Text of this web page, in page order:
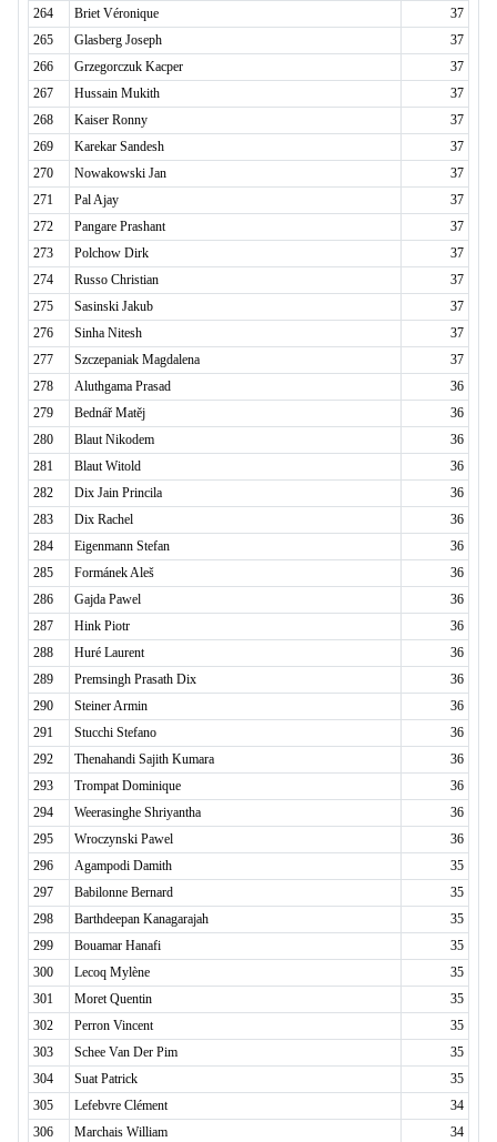
264
Briet Véronique
37
265
Glasberg Joseph
37
266
Grzegorczuk Kacper
37
267
Hussain Mukith
37
268
Kaiser Ronny
37
269
Karekar Sandesh
37
270
Nowakowski Jan
37
271
Pal Ajay
37
272
Pangare Prashant
37
273
Polchow Dirk
37
274
Russo Christian
37
275
Sasinski Jakub
37
276
Sinha Nitesh
37
277
Szczepaniak Magdalena
37
278
Aluthgama Prasad
36
279
Bednář Matěj
36
280
Blaut Nikodem
36
281
Blaut Witold
36
282
Dix Jain Princila
36
283
Dix Rachel
36
284
Eigenmann Stefan
36
285
Formánek Aleš
36
286
Gajda Pawel
36
287
Hink Piotr
36
288
Huré Laurent
36
289
Premsingh Prasath Dix
36
290
Steiner Armin
36
291
Stucchi Stefano
36
292
Thenahandi Sajith Kumara
36
293
Trompat Dominique
36
294
Weerasinghe Shriyantha
36
295
Wroczynski Pawel
36
296
Agampodi Damith
35
297
Babilonne Bernard
35
298
Barthdeepan Kanagarajah
35
299
Bouamar Hanafi
35
300
Lecoq Mylène
35
301
Moret Quentin
35
302
Perron Vincent
35
303
Schee Van Der Pim
35
304
Suat Patrick
35
305
Lefebvre Clément
34
306
Marchais William
34